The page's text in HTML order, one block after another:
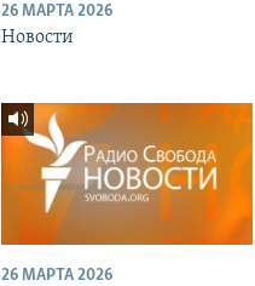
26 МАРТА 2026
Новости
26 МАРТА 2026